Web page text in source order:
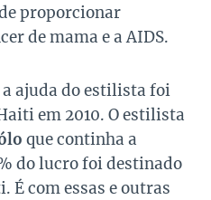
proporcionar
de mama e a AIDS.
a ajuda do estilista foi
em 2010. O estilista
que continha a
do lucro foi destinado
É com essas e outras